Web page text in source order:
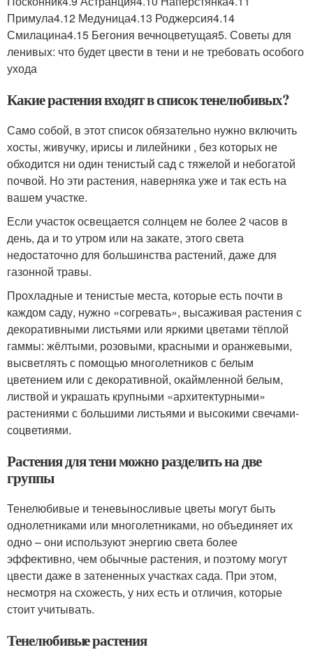
Примула4.12 Медуница4.13 Роджерсия4.14
Смилацина4.15 Бегония вечноцветущая5. Советы для
ленивых: что будет цвести в тени и не требовать особого
ухода
Какие растения входят в список тенелюбивых?
Само собой, в этот список обязательно нужно включить
хосты, живучку, ирисы и лилейники , без которых не
обходится ни один тенистый сад с тяжелой и небогатой
почвой. Но эти растения, наверняка уже и так есть на
вашем участке.
Если участок освещается солнцем не более 2 часов в
день, да и то утром или на закате, этого света
недостаточно для большинства растений, даже для
газонной травы.
Прохладные и тенистые места, которые есть почти в
каждом саду, нужно «согревать», высаживая растения с
декоративными листьями или яркими цветами тёплой
гаммы: жёлтыми, розовыми, красными и оранжевыми,
высветлять с помощью многолетников с белым
цветением или с декоративной, окаймленной белым,
листвой и украшать крупными «архитектурными»
растениями с большими листьями и высокими свечами-
соцветиями.
Растения для тени можно разделить на две
группы
Тенелюбивые и теневыносливые цветы могут быть
однолетниками или многолетниками, но объединяет их
одно – они используют энергию света более
эффективно, чем обычные растения, и поэтому могут
цвести даже в затененных участках сада. При этом,
несмотря на схожесть, у них есть и отличия, которые
стоит учитывать.
Тенелюбивые растения